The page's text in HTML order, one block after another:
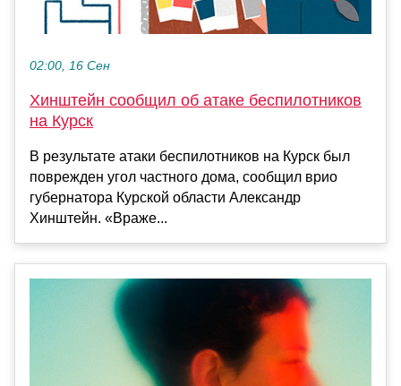
02:00, 16 Сен
Хинштейн сообщил об атаке беспилотников
на Курск
В результате атаки беспилотников на Курск был
поврежден угол частного дома, сообщил врио
губернатора Курской области Александр
Хинштейн. «Враже...